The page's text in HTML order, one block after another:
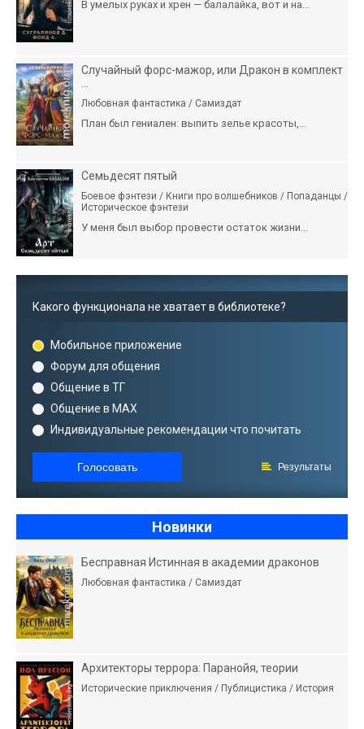
В умелых руках и хрен — балалайка, вот и на...
Случайный форс-мажор, или Дракон в комплект
Любовная фантастика / Самиздат
План был гениален: выпить зелье красоты,...
Семьдесят пятый
Боевое фэнтези / Книги про волшебников / Попаданцы /
Историческое фэнтези
У меня был выбор провести остаток жизни...
Какого функционала не хватает в библиотеке?
Мобильное приложение
Форум для общения
Общение в ТГ
Общение в MAX
Индивидуальные рекомендации что почитать
Голосовать Результаты
Новинки
Бесправная Истинная в академии драконов
Любовная фантастика / Самиздат
Архитекторы террора: Паранойя, теории
Исторические приключения / Публицистика / История